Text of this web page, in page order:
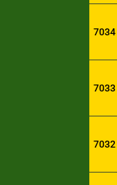
7034
7033
7032